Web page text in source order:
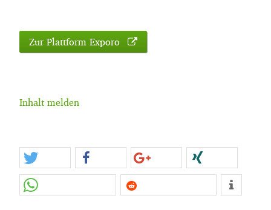
Zur Plattform Exporo
Inhalt melden